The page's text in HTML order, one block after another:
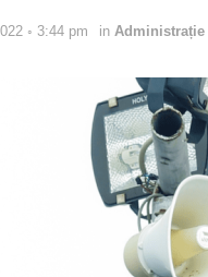
◦ 3:44 pm in Administrație